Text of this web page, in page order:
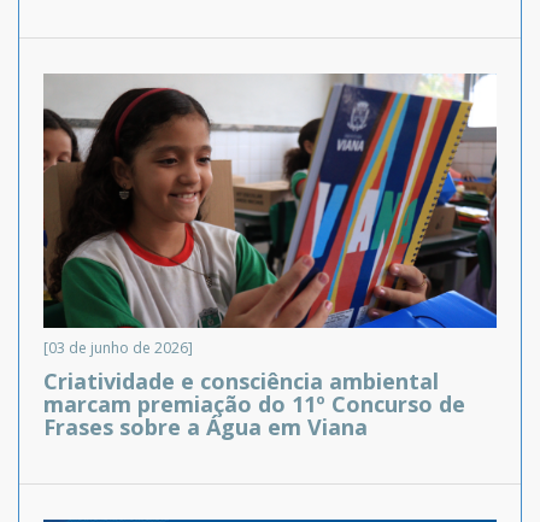
[03 de junho de 2026]
Criatividade e consciência ambiental
marcam premiação do 11º Concurso de
Frases sobre a Água em Viana